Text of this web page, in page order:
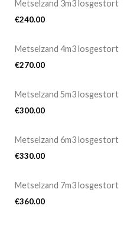
Metselzand 3m3 losgestort
€240.00
Metselzand 4m3 losgestort
€270.00
Metselzand 5m3 losgestort
€300.00
Metselzand 6m3 losgestort
€330.00
Metselzand 7m3 losgestort
€360.00